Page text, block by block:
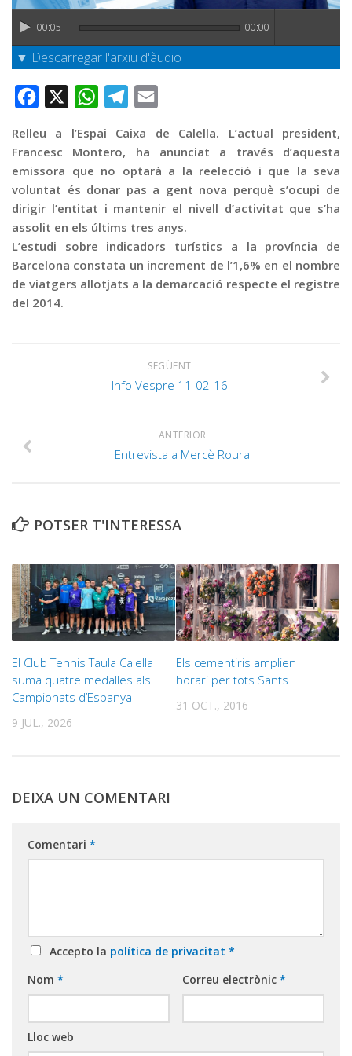
Publicitat
Contacte
00:05 00:00
▼ Descarregar l'arxiu d'àudio
Facebook WhatsAppTelegram
Relleu a l’Espai Caixa de Calella. L’actual president,
Francesc Montero, ha anunciat a través d’aquesta
emissora que no optarà a la reelecció i que la seva
voluntat és donar pas a gent nova perquè s’ocupi de
dirigir l’entitat i mantenir el nivell d’activitat que s’ha
assolit en els últims tres anys.
L’estudi sobre indicadors turístics a la província de
Barcelona constata un increment de l’1,6% en el nombre
de viatgers allotjats a la demarcació respecte el registre
del 2014.
SEGÜENT
Info Vespre 11-02-16
ANTERIOR
Entrevista a Mercè Roura
POTSER T'INTERESSA
El Club Tennis Taula Calella
suma quatre medalles als
Campionats d’Espanya
9 JUL., 2026
Els cementiris amplien
horari per tots Sants
31 OCT., 2016
DEIXA UN COMENTARI
Comentari *
Accepto la política de privacitat *
Nom * Correu electrònic *
Lloc web